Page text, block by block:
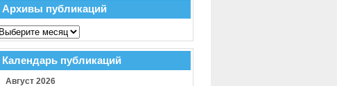
Архивы публикаций
Календарь публикаций
Август 2026